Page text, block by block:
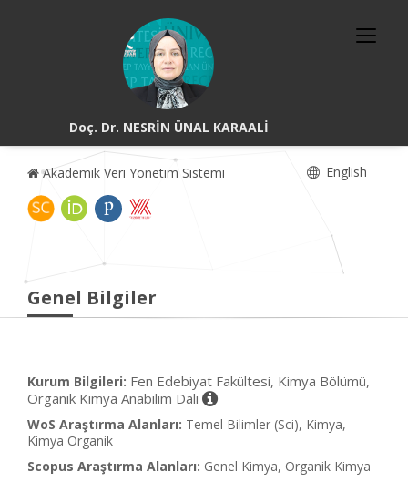
Doç. Dr. NESRİN ÜNAL KARAALİ
Akademik Veri Yönetim Sistemi English
Genel Bilgiler
Kurum Bilgileri: Fen Edebiyat Fakültesi, Kimya Bölümü,
Organik Kimya Anabilim Dalı
WoS Araştırma Alanları: Temel Bilimler (Sci), Kimya,
Kimya Organik
Scopus Araştırma Alanları: Genel Kimya, Organik Kimya